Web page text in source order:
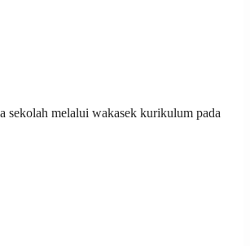
sekolah melalui wakasek kurikulum pada